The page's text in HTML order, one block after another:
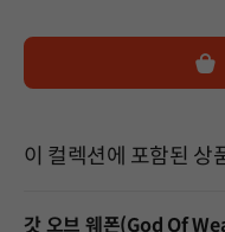
이 컬렉션에 포함된 상
갓 오브 웨폰(God Of